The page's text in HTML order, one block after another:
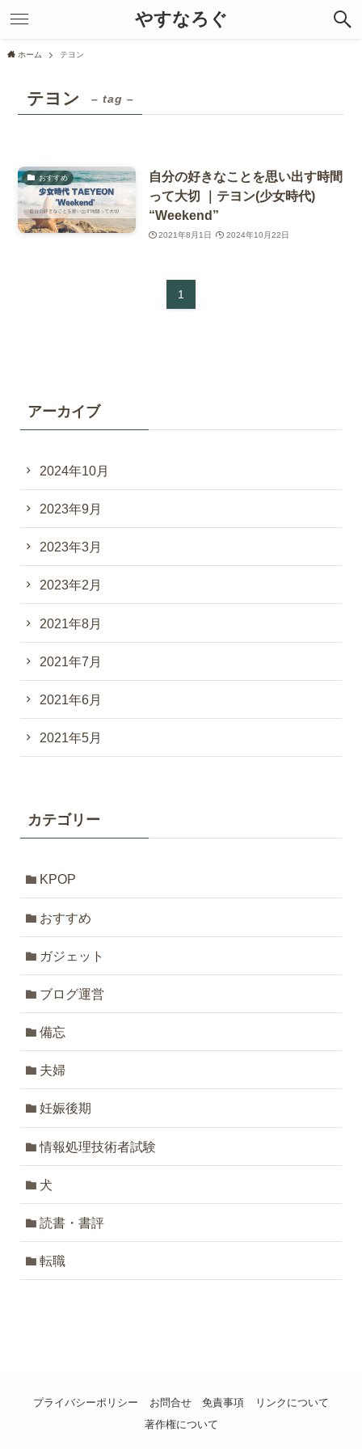
やすなろぐ
ホーム テヨン
テヨン – tag –
おすすめ
自分の好きなことを思い出す時間
って大切 ｜テヨン(少女時代)
“Weekend”
2021年8月1日 2024年10月22日
1
アーカイブ
2024年10月
2023年9月
2023年3月
2023年2月
2021年8月
2021年7月
2021年6月
2021年5月
カテゴリー
KPOP
おすすめ
ガジェット
ブログ運営
備忘
夫婦
妊娠後期
情報処理技術者試験
犬
読書・書評
転職
プライバシーポリシー お問合せ 免責事項
リンクについて
著作権について